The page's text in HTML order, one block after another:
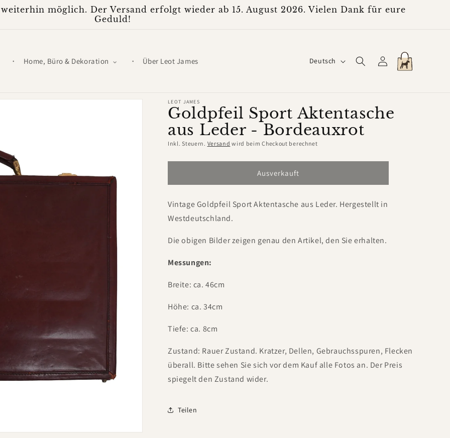
möglich. Der Versand erfolgt wieder ab 15. August 2026. Vielen Dank für eure
Geduld!
Home, Büro & Dekoration Über Leot James
S
a
c
h
e
Deutsch EinloggenWarenkorb
LEOT JAMES
Goldpfeil Sport Aktentasche
aus Leder - Bordeauxrot
Inkl. Steuern. Versand wird beim Checkout berechnet
Ausverkauft
Vintage Goldpfeil Sport Aktentasche aus Leder. Hergestellt in
Westdeutschland.
Die obigen Bilder zeigen genau den Artikel, den Sie erhalten.
Messungen:
Breite: ca. 46cm
Höhe: ca. 34cm
Tiefe: ca. 8cm
Zustand: Rauer Zustand. Kratzer, Dellen, Gebrauchsspuren, Flecken
überall. Bitte sehen Sie sich vor dem Kauf alle Fotos an. Der Preis
spiegelt den Zustand wider.
Teilen